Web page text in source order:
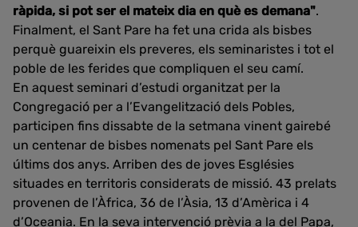
ràpida, si pot ser el mateix dia en què es demana".
Finalment, el Sant Pare ha fet una crida als bisbes
perquè guareixin els preveres, els seminaristes i tot el
poble de les ferides que compliquen el seu camí.
En aquest seminari d’estudi organitzat per la
Congregació per a l’Evangelització dels Pobles,
participen fins dissabte de la setmana vinent gairebé
un centenar de bisbes nomenats pel Sant Pare els
últims dos anys. Arriben des de joves Esglésies
situades en territoris considerats de missió. 43 prelats
provenen de l’Àfrica, 36 de l’Àsia, 13 d’Amèrica i 4
d’Oceania. En la seva intervenció prèvia a la del Papa,